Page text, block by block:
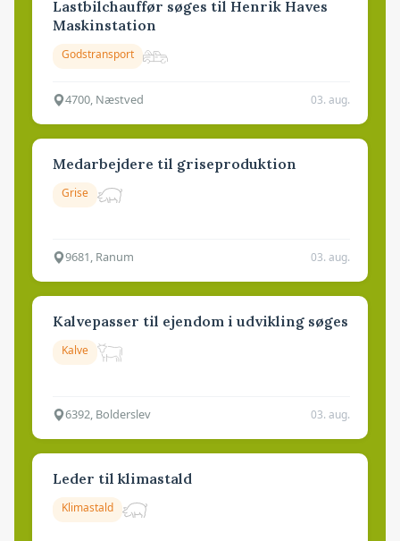
Lastbilchauffør søges til Henrik Haves
Maskinstation
Godstransport
4700, Næstved 03. aug.
Medarbejdere til griseproduktion
Grise
9681, Ranum 03. aug.
Kalvepasser til ejendom i udvikling søges
Kalve
6392, Bolderslev 03. aug.
Leder til klimastald
Klimastald